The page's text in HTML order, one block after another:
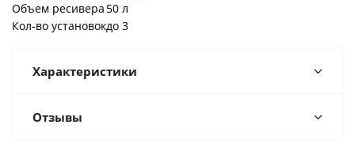
Объем ресивера 50 л
Кол-во установокдо 3
Характеристики
Отзывы